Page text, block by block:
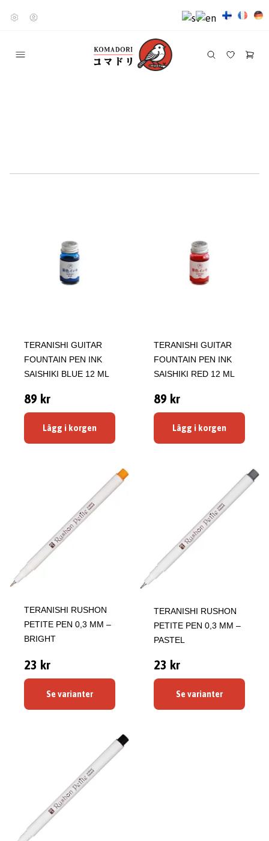
TERANISHI GUITAR
FOUNTAIN PEN INK
SAISHIKI BLUE 12 ML
89 kr
Lägg i korgen
TERANISHI GUITAR
FOUNTAIN PEN INK
SAISHIKI RED 12 ML
89 kr
Lägg i korgen
TERANISHI RUSHON
PETITE PEN 0,3 MM –
BRIGHT
23 kr
Se varianter
TERANISHI RUSHON
PETITE PEN 0,3 MM –
PASTEL
23 kr
Se varianter